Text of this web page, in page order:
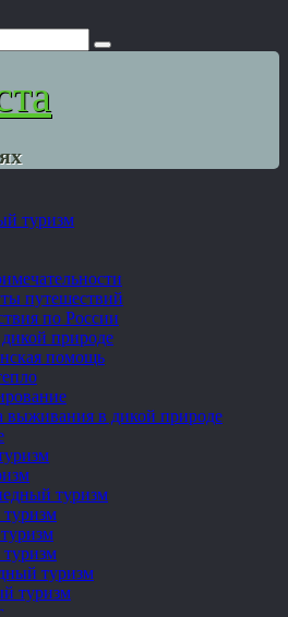
туризм
путешествий
по России
природе
помощь
выживания в дикой природе
туризм
туризм
туризм